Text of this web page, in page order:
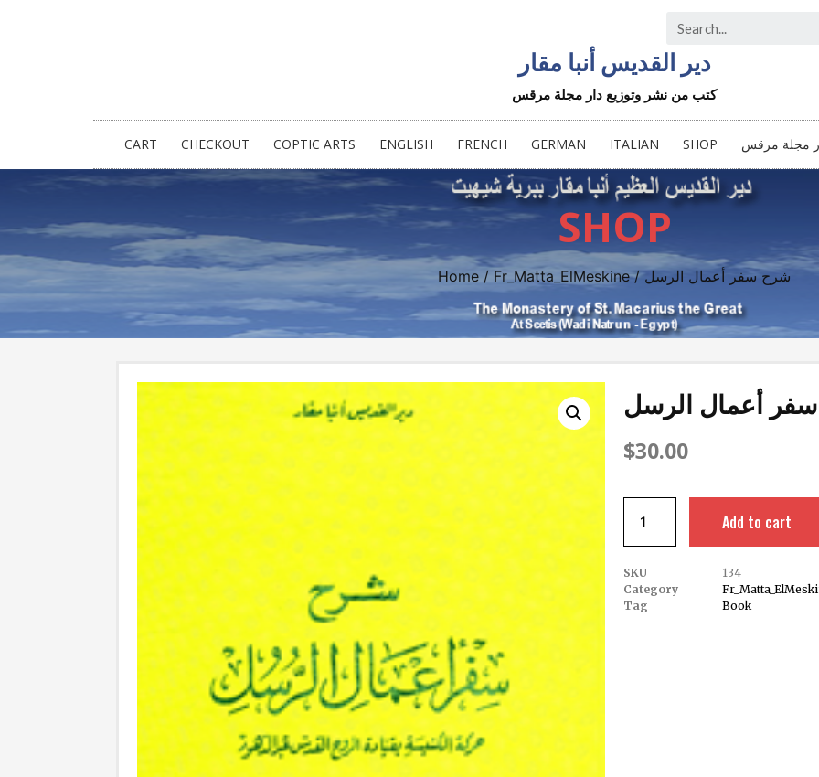
دير القديس أنبا مقار
كتب من نشر وتوزيع دار مجلة مرقس
CART CHECKOUT COPTIC ARTS ENGLISH FRENCH GERMAN ITALIAN SHOP مجلة مرقس
SHOP
Home / Fr_Matta_ElMeskine / شرح سفر أعمال الرسل
أعمال الرسل
$30.00
Add to cart
SKU
134
Category
Tag
Book